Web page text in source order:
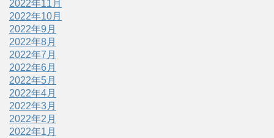
2022年11月
2022年10月
2022年9月
2022年8月
2022年7月
2022年6月
2022年5月
2022年4月
2022年3月
2022年2月
2022年1月